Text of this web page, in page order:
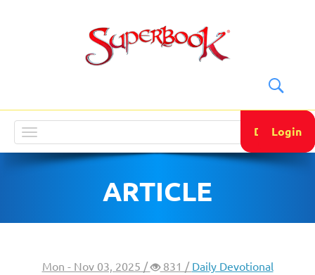
navigation
DONATE
Login
ARTICLE
Mon - Nov 03, 2025 / 831 / Daily Devotional